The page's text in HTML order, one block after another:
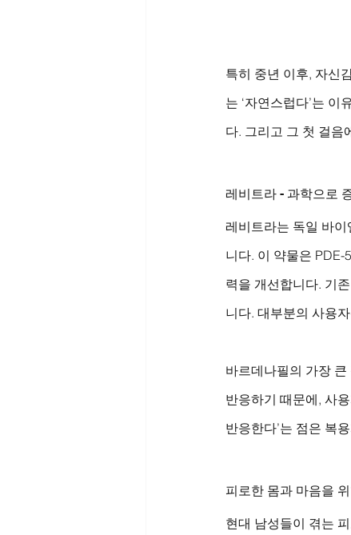
특히 중년 이후, 자신
는 ‘자연스럽다’는
다. 그리고 그 첫 걸음
레비트라 - 과학으로
레비트라는 독일 바
니다. 이 약물은
력을 개선합니다. 기
니다. 대부분의 사용
바르데나필의 가장
반응하기 때문에, 사
반응한다’는 점은 복
피로한 몸과 마음을
현대 남성들이 겪는